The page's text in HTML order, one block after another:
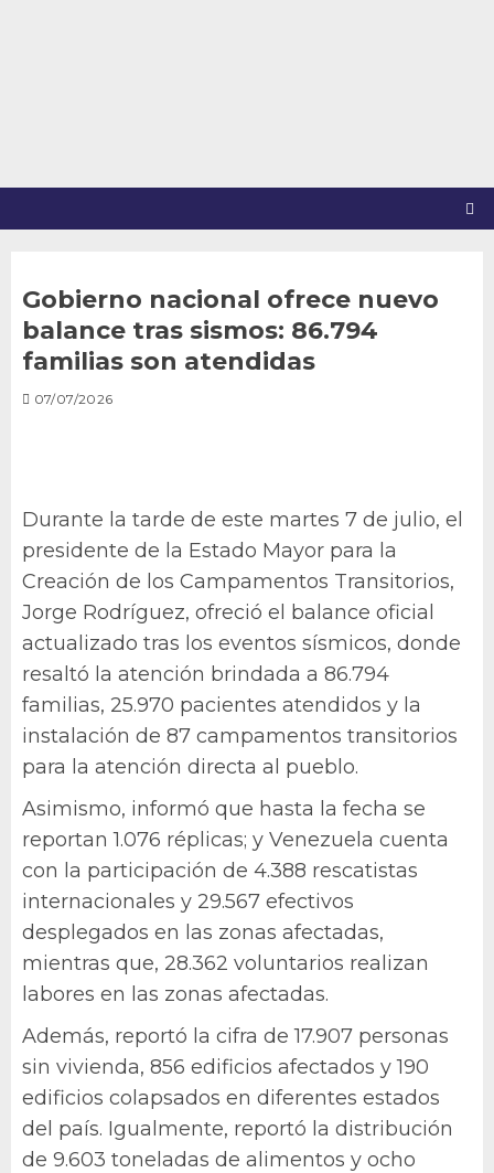
Gobierno nacional ofrece nuevo
balance tras sismos: 86.794
familias son atendidas
07/07/2026
Durante la tarde de este martes 7 de julio, el
presidente de la Estado Mayor para la
Creación de los Campamentos Transitorios,
Jorge Rodríguez, ofreció el balance oficial
actualizado tras los eventos sísmicos, donde
resaltó la atención brindada a 86.794
familias, 25.970 pacientes atendidos y la
instalación de 87 campamentos transitorios
para la atención directa al pueblo.
Asimismo, informó que hasta la fecha se
reportan 1.076 réplicas; y Venezuela cuenta
con la participación de 4.388 rescatistas
internacionales y 29.567 efectivos
desplegados en las zonas afectadas,
mientras que, 28.362 voluntarios realizan
labores en las zonas afectadas.
Además, reportó la cifra de 17.907 personas
sin vivienda, 856 edificios afectados y 190
edificios colapsados en diferentes estados
del país. Igualmente, reportó la distribución
de 9.603 toneladas de alimentos y ocho